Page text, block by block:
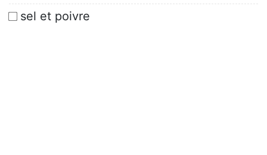
sel et poivre